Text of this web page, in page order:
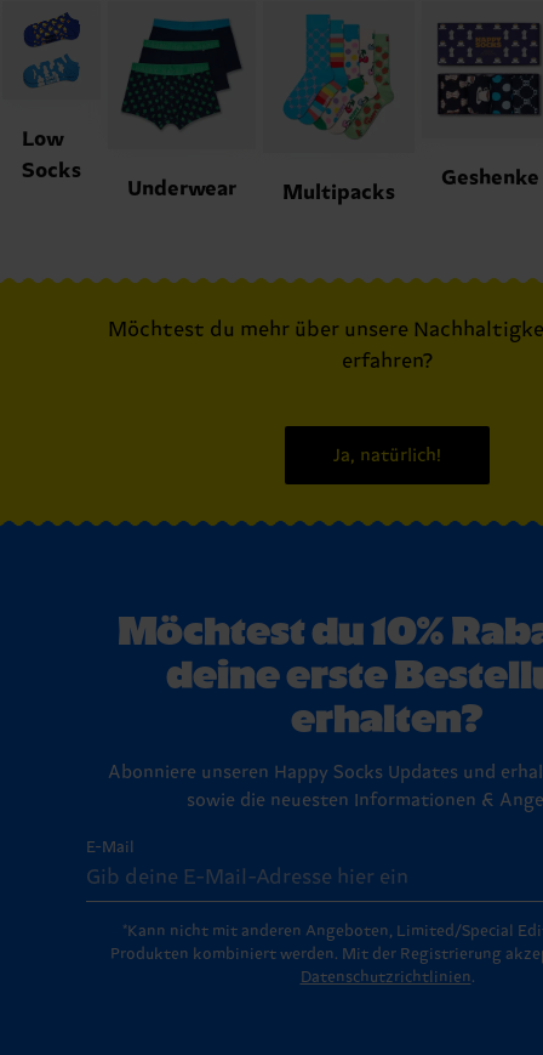
Low
Socks
Underwear Multipacks
Geshenke
Möchtest du mehr über unsere
erfahren?
Ja, natürlich!
Möchtest du 10%
deine erste
erhalten?
Abonniere unseren Happy Socks Updates und
sowie die neuesten Informationen &
E-Mail
*Kann nicht mit anderen Angeboten, Limited/Special
Produkten kombiniert werden. Mit der Registrierung
Datenschutzrichtlinien.